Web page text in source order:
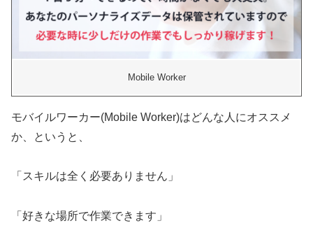
Mobile Worker
モバイルワーカー(Mobile Worker)はどんな人にオススメ
か、というと、
「スキルは全く必要ありません」
「好きな場所で作業できます」